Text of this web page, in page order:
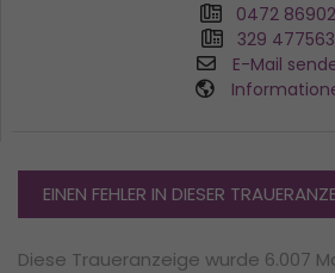
0472
329
E-Mail
EINEN FEHLER IN DIESER
Diese Traueranzeige wurde 6.007